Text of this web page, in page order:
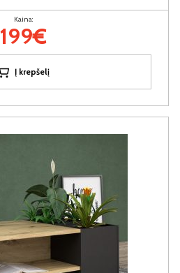
Kaina:
199€
Į krepšelį